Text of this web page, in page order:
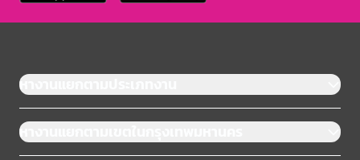
หางานแยกตามประเภทงาน
หางานแยกตามเขตในกรุงเทพมหานคร